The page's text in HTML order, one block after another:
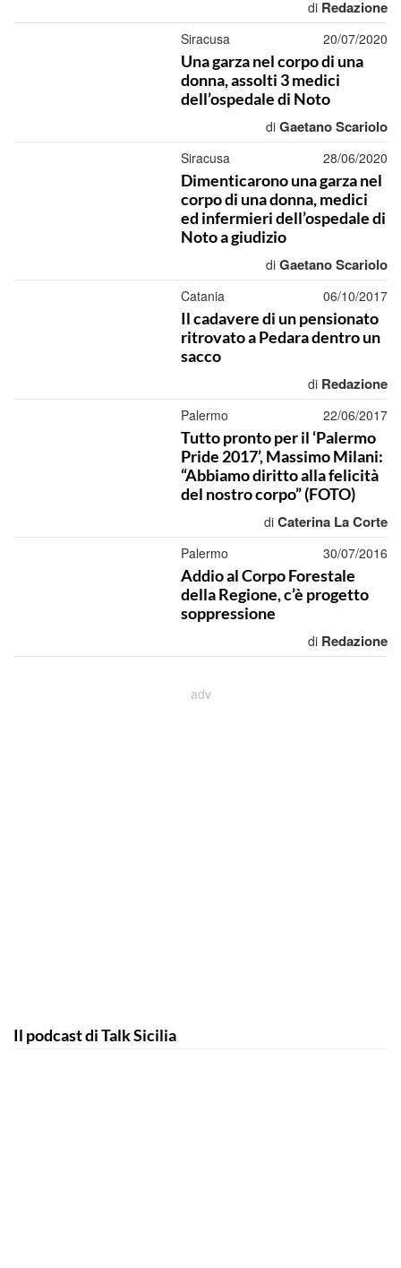
di Redazione
Siracusa 20/07/2020
Una garza nel corpo di una
donna, assolti 3 medici
dell’ospedale di Noto
di Gaetano Scariolo
Siracusa 28/06/2020
Dimenticarono una garza nel
corpo di una donna, medici
ed infermieri dell’ospedale di
Noto a giudizio
di Gaetano Scariolo
Catania 06/10/2017
Il cadavere di un pensionato
ritrovato a Pedara dentro un
sacco
di Redazione
Palermo 22/06/2017
Tutto pronto per il ‘Palermo
Pride 2017’, Massimo Milani:
“Abbiamo diritto alla felicità
del nostro corpo” (FOTO)
di Caterina La Corte
Palermo 30/07/2016
Addio al Corpo Forestale
della Regione, c’è progetto
soppressione
di Redazione
Il podcast di Talk Sicilia